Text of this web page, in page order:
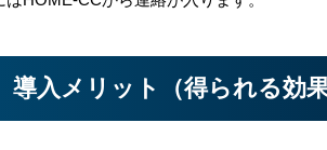
導入メリット（得られる効果